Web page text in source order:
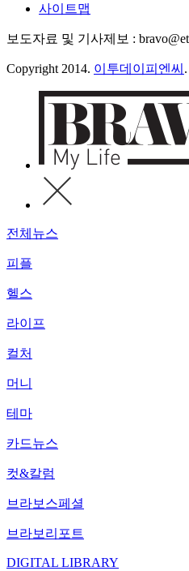
사이트맵
보도자료 및 기사제보 :
Copyright 2014. 이투데이피엔씨
전체뉴스
피플
헬스
라이프
컬처
머니
테마
카드뉴스
컷&칼럼
브라보스페셜
브라보리포트
DIGITAL LIBRARY